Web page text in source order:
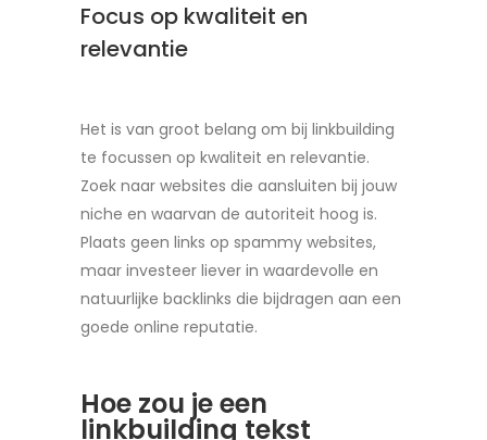
Focus op kwaliteit en
relevantie
Het is van groot belang om bij linkbuilding
te focussen op kwaliteit en relevantie.
Zoek naar websites die aansluiten bij jouw
niche en waarvan de autoriteit hoog is.
Plaats geen links op spammy websites,
maar investeer liever in waardevolle en
natuurlijke backlinks die bijdragen aan een
goede online reputatie.
Hoe zou je een
linkbuilding tekst